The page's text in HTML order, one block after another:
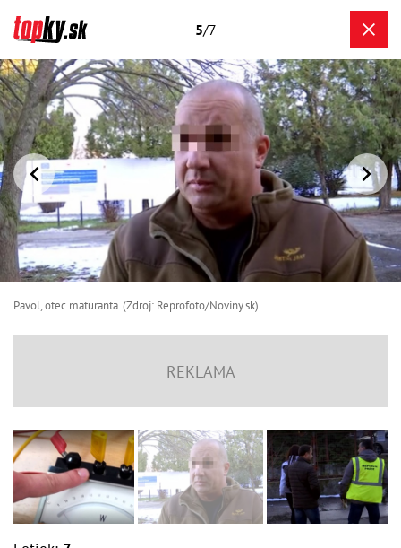
5/7
Pavol, otec maturanta. (Zdroj: Reprofoto/Noviny.sk)